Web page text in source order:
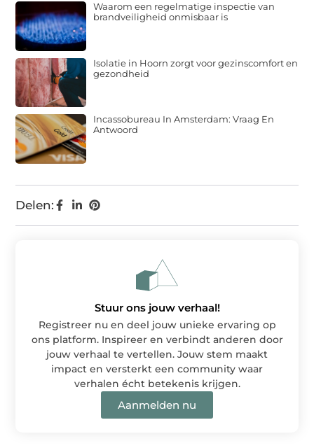
Delen:
Waarom een regelmatige inspectie van
brandveiligheid onmisbaar is
Isolatie in Hoorn zorgt voor gezinscomfort en
gezondheid
Incassobureau In Amsterdam: Vraag En
Antwoord
Stuur ons jouw verhaal!
Registreer nu en deel jouw unieke ervaring op
ons platform. Inspireer en verbindt anderen door
jouw verhaal te vertellen. Jouw stem maakt
impact en versterkt een community waar
verhalen écht betekenis krijgen.
Aanmelden nu